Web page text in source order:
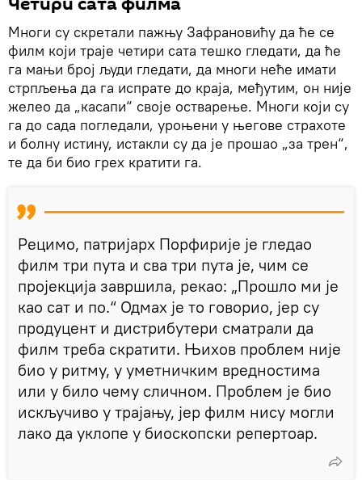
Многи су скретали пажњу Зафрановићу да ће се
филм који траје четири сата тешко гледати, да ће
га мањи број људи гледати, да многи неће имати
стрпљења да га испрате до краја, међутим, он није
желео да „касапи“ своје остварење. Многи који су
га до сада погледали, уроњени у његове страхоте
и болну истину, истакли су да је прошао „за трен“,
те да би био грех кратити га.
Рецимо, патријарх Порфирије је гледао
филм три пута и сва три пута је, чим се
пројекција завршила, рекао: „Прошло ми је
као сат и по.“ Одмах је то говорио, јер су
продуцент и дистрибутери сматрали да
филм треба скратити. Њихов проблем није
био у ритму, у уметничким вредностима
или у било чему сличном. Проблем је био
искључиво у трајању, јер филм нису могли
лако да уклопе у биоскопски репертоар.